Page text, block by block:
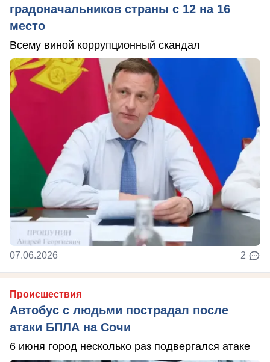
градоначальников страны с 12 на 16
место
Всему виной коррупционный скандал
07.06.2026 2
Происшествия
Автобус с людьми пострадал после
атаки БПЛА на Сочи
6 июня город несколько раз подвергался атаке